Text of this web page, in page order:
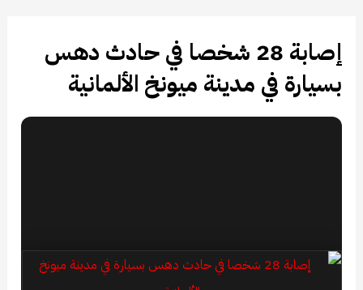
إصابة 28 شخصا في حادث دهس
بسيارة في مدينة ميونخ الألمانية